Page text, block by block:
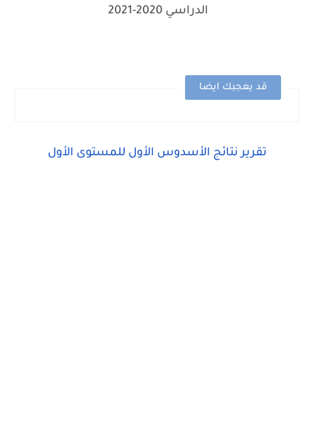
الدراسي 2020-2021
قد يعجبك ايضا
تقرير نتائج الأسدوس الأول للمستوى الأول